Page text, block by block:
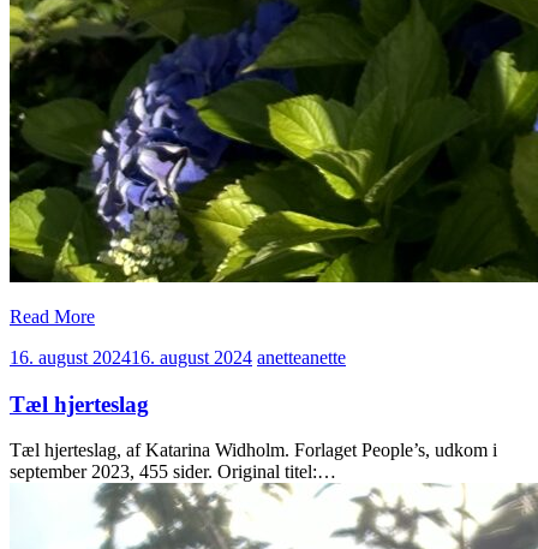
Read More
16. august 202416. august 2024 anetteanette
Tæl hjerteslag
Tæl hjerteslag, af Katarina Widholm. Forlaget People’s, udkom i
september 2023, 455 sider. Original titel:…